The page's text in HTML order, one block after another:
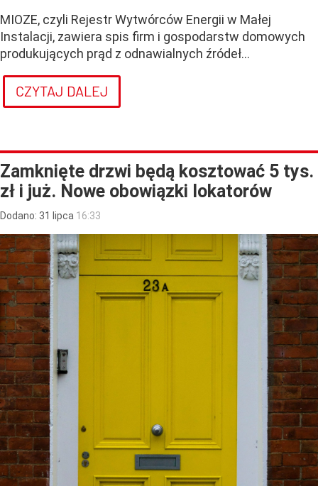
MIOZE, czyli Rejestr Wytwórców Energii w Małej
Instalacji, zawiera spis firm i gospodarstw domowych
produkujących prąd z odnawialnych źródeł...
CZYTAJ DALEJ
Zamknięte drzwi będą kosztować 5 tys.
zł i już. Nowe obowiązki lokatorów
Dodano: 31 lipca 16:33